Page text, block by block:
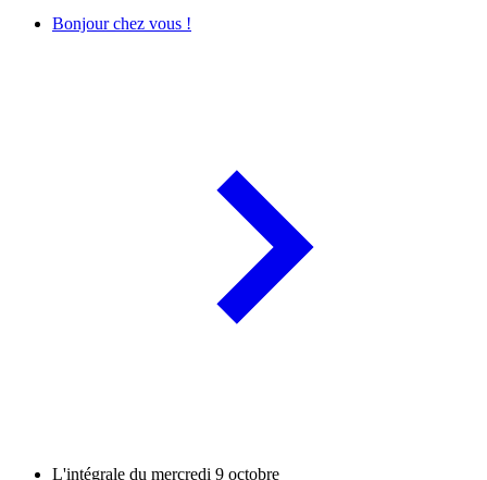
Bonjour chez vous !
L'intégrale du mercredi 9 octobre